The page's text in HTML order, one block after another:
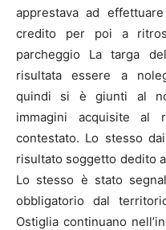
apprestava ad
credito per poi a
parcheggio La targa
risultata essere a
quindi si è giunti al
immagini acquisite al
contestato. Lo stesso
risultato soggetto dedito
Lo stesso è stato
obbligatorio dal
Ostiglia continuano